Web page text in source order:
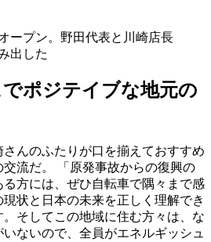
ープン。野田代表と川崎店長
出した
ポジテイブな地元の
んのふたりが口を揃えておすすめ
流だ。 「原発事故からの復興の
方には、ぜひ自転車で隅々まで感
状と日本の未来を正しく理解でき
そしてこの地域に住む方々は、な
ないので、全員がエネルギッシュ